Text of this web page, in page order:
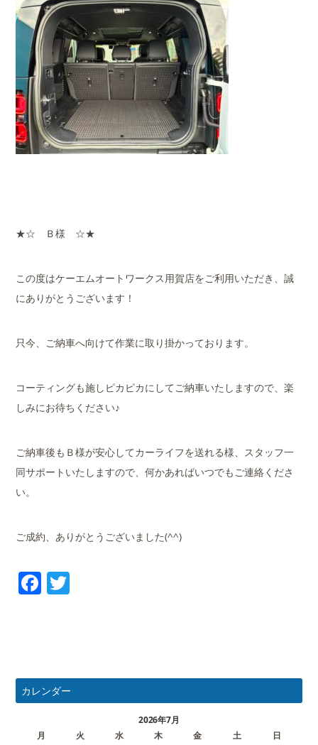
★☆ Ｂ様 ☆★
この度はケーエムオートワークス用賀店をご利用いただき、誠
にありがとうございます！
只今、ご納車へ向けて作業に取り掛かっております。
コーティングも施しピカピカにしてご納車いたしますので、楽
しみにお待ちください♪
ご納車後もＢ様が安心してカーライフを送れる様、スタッフ一
同サポートいたしますので、何かあればいつでもご連絡くださ
い。
ご成約、ありがとうございました(^^)
Facebook
カレンダー
2026年7月
月
火 水 木 金 土 日